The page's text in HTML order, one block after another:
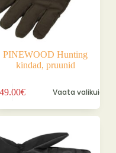
PINEWOOD Hunting
kindad, pruunid
49.00€ Vaata valikuid